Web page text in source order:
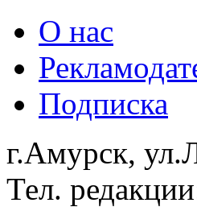
О нас
Подписка
г.Амурск,
Тел.